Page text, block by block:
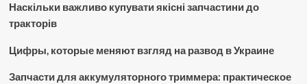
Наскільки важливо купувати якісні запчастини до
тракторів
Цифры, которые меняют взгляд на развод в Украине
Запчасти для аккумуляторного триммера: практическое